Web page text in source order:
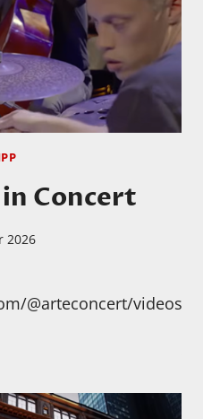
Concert
2026
@arteconcert/videos